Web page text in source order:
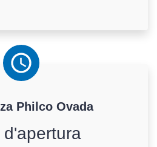
PhilcoOvada
d'apertura